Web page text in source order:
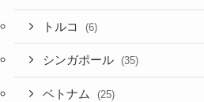
トルコ (6)
シンガポール (35)
ベトナム (25)